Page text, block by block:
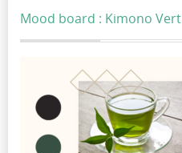
Mood board : Kimono Vert